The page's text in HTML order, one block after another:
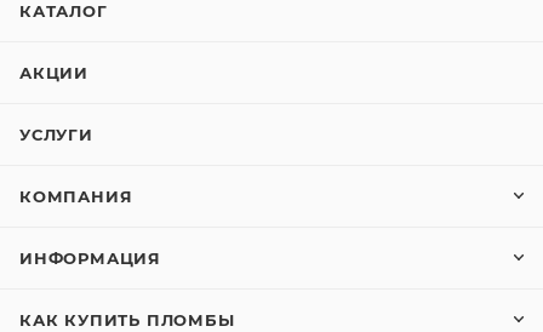
КАТАЛОГ
АКЦИИ
УСЛУГИ
КОМПАНИЯ
ИНФОРМАЦИЯ
КАК КУПИТЬ ПЛОМБЫ